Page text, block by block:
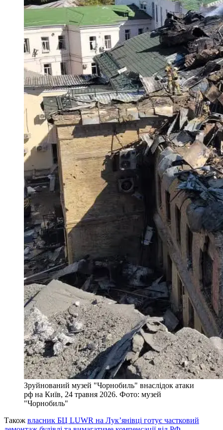
Зруйнований музей "Чорнобиль" внаслідок атаки
рф на Київ, 24 травня 2026. Фото: музей
"Чорнобиль"
Також власник БЦ LUWR на Лук’янівці готує частковий